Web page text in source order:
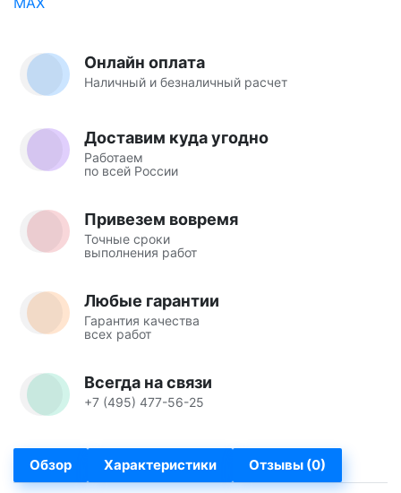
Онлайн оплата
Наличный и безналичный расчет
Доставим куда угодно
Работаем
по всей России
Привезем вовремя
Точные сроки
выполнения работ
Любые гарантии
Гарантия качества
всех работ
Всегда на связи
+7 (495) 477-56-25
Обзор Характеристики Отзывы (0)